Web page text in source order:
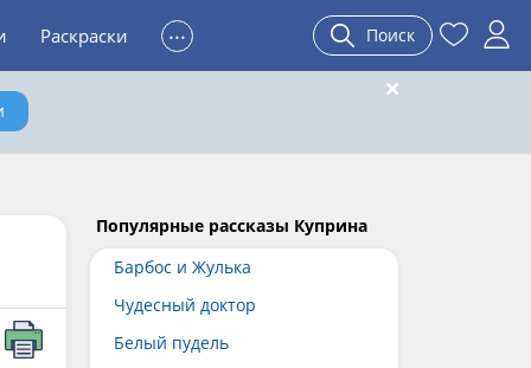
Раскраски ... Поиск
Популярные рассказы Куприна
Барбос и Жулька
Чудесный доктор
Белый пудель